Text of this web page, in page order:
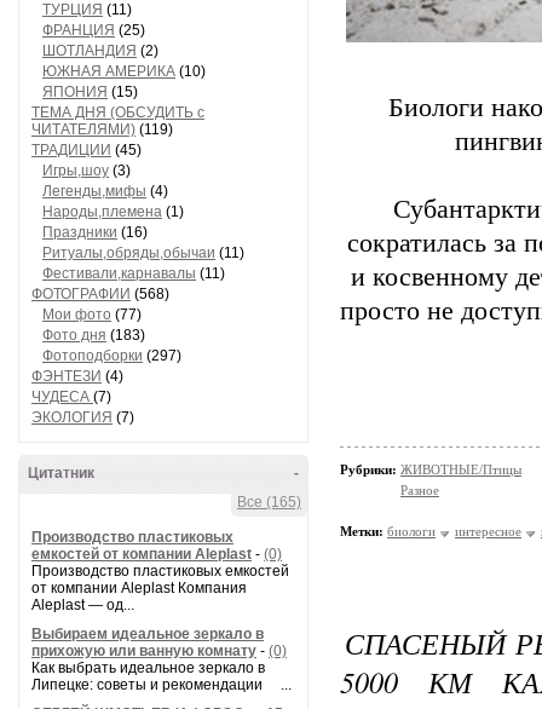
ТУРЦИЯ (11)
ФРАНЦИЯ (25)
ШОТЛАНДИЯ (2)
ЮЖНАЯ АМЕРИКА (10)
ЯПОНИЯ (15)
ТЕМА ДНЯ (ОБСУДИТЬ с
ЧИТАТЕЛЯМИ) (119)
ТРАДИЦИИ (45)
Игры,шоу (3)
Легенды,мифы (4)
Народы,племена (1)
Праздники (16)
Ритуалы,обряды,обычаи (11)
Фестивали,карнавалы (11)
ФОТОГРАФИИ (568)
Мои фото (77)
Фото дня (183)
Фотоподборки (297)
ФЭНТЕЗИ (4)
ЧУДЕСА (7)
ЭКОЛОГИЯ (7)
-
Цитатник
Все (165)
Производство пластиковых
емкостей от компании Aleplast - (0)
Производство пластиковых емкостей
от компании Aleplast Компания
Aleplast — од...
Выбираем идеальное зеркало в
прихожую или ванную комнату - (0)
Как выбрать идеальное зеркало в
Липецке: советы и рекомендации ...
Биологи
сократилась за
и косвенному
просто не
Рубрики: ЖИВОТНЫЕ/Птицы
Разное
Метки: биологи интересное
СПАСЕНЫЙ
5000 КМ